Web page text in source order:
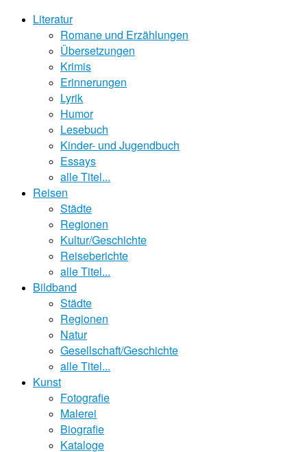
Literatur
Romane und Erzählungen
Übersetzungen
Krimis
Erinnerungen
Lyrik
Humor
Lesebuch
Kinder- und Jugendbuch
Essays
alle Titel...
Reisen
Städte
Regionen
Kultur/Geschichte
Reiseberichte
alle Titel...
Bildband
Städte
Regionen
Natur
Gesellschaft/Geschichte
alle Titel...
Kunst
Fotografie
Malerei
Biografie
Kataloge